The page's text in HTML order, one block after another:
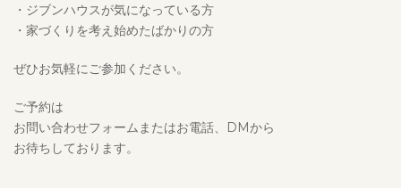
・ジブンハウスが気になっている方
・家づくりを考え始めたばかりの方
ぜひお気軽にご参加ください。
ご予約は
お問い合わせフォームまたはお電話、DMから
お待ちしております。